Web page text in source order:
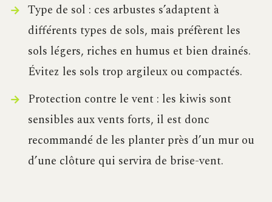
Type de sol : ces arbustes s’adaptent à
différents types de sols, mais préfèrent les
sols légers, riches en humus et bien drainés.
Évitez les sols trop argileux ou compactés.
Protection contre le vent : les kiwis sont
sensibles aux vents forts, il est donc
recommandé de les planter près d’un mur ou
d’une clôture qui servira de brise-vent.